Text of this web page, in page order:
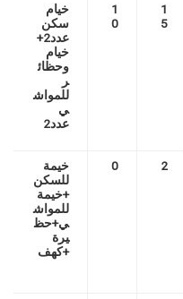
1
5
1
0
خيام
سكن
عدد2+
خيام
وحظائ
ر
للمواش
ي
عدد2
2
0
خيمة
للسكن
+خيمة
للمواش
ي+حظ
يرة
+كهف